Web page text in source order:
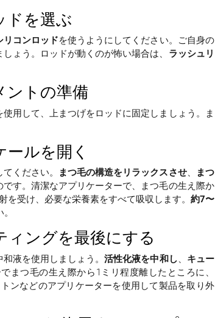
を選ぶ
リコンロッドを使うようにしてください。ご自身の
ょう。ロッドが動くのが怖い場合は、 ラッシュリ
トの準備
使用して、上まつげをロッドに固定しましょう。ま
ルを開く
ください。 まつ毛の構造をリラックスさせ、
まつ
です。清潔なアプリケーターで、まつ毛の生え際か
受け、必要な栄養素をすべて吸収します。 約7〜
ングを最後にする
液を使用しましょう。活性化液を中和し、 キュー
まつ毛の生え際から1ミリ程度離したところに、
ンなどのアプリケーターを使用して製品を取り外